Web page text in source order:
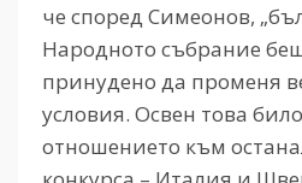
че според Симеонов,
Народното събрание
принудено да променя
условия. Освен това
отношението към